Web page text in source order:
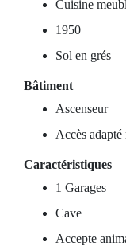
Cuisine
1950
Sol en grés
Bâtiment
Ascenseur
Accès
Caractéristiques
1 Garages
Cave
Accepte